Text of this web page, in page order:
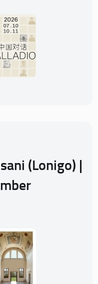
(Lonigo) |